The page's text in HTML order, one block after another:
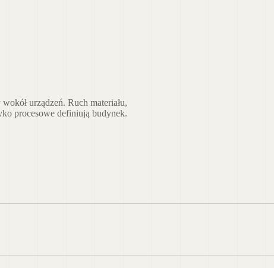
urządzeń. Ruch materiału,
procesowe definiują budynek.